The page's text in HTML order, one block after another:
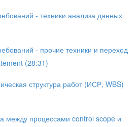
- техники анализа данных
- прочие техники и переход
(28:31)
структура работ (ИСР, WBS)
между процессами control scope и